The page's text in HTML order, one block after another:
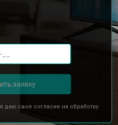
заявку
даю свое согласие на обработку